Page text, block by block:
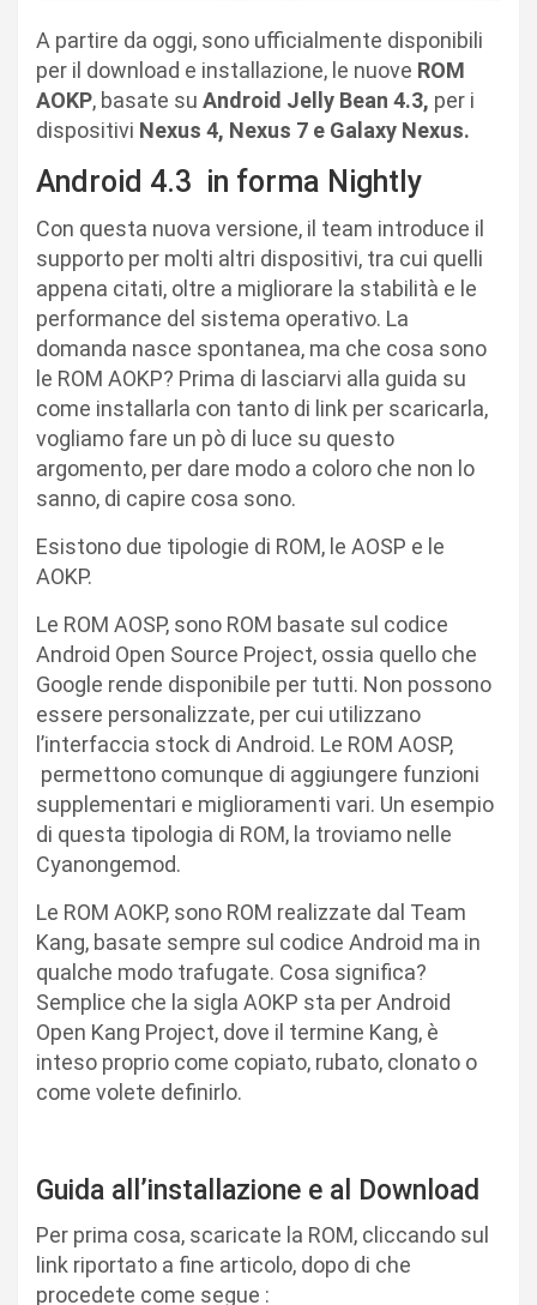
A partire da oggi, sono ufficialmente disponibili
per il download e installazione, le nuove ROM
AOKP, basate su Android Jelly Bean 4.3, per i
dispositivi Nexus 4, Nexus 7 e Galaxy Nexus.
Android 4.3 in forma Nightly
Con questa nuova versione, il team introduce il
supporto per molti altri dispositivi, tra cui quelli
appena citati, oltre a migliorare la stabilità e le
performance del sistema operativo. La
domanda nasce spontanea, ma che cosa sono
le ROM AOKP? Prima di lasciarvi alla guida su
come installarla con tanto di link per scaricarla,
vogliamo fare un pò di luce su questo
argomento, per dare modo a coloro che non lo
sanno, di capire cosa sono.
Esistono due tipologie di ROM, le AOSP e le
AOKP.
Le ROM AOSP, sono ROM basate sul codice
Android Open Source Project, ossia quello che
Google rende disponibile per tutti. Non possono
essere personalizzate, per cui utilizzano
l’interfaccia stock di Android. Le ROM AOSP,
permettono comunque di aggiungere funzioni
supplementari e miglioramenti vari. Un esempio
di questa tipologia di ROM, la troviamo nelle
Cyanongemod.
Le ROM AOKP, sono ROM realizzate dal Team
Kang, basate sempre sul codice Android ma in
qualche modo trafugate. Cosa significa?
Semplice che la sigla AOKP sta per Android
Open Kang Project, dove il termine Kang, è
inteso proprio come copiato, rubato, clonato o
come volete definirlo.
Guida all’installazione e al Download
Per prima cosa, scaricate la ROM, cliccando sul
link riportato a fine articolo, dopo di che
procedete come segue :